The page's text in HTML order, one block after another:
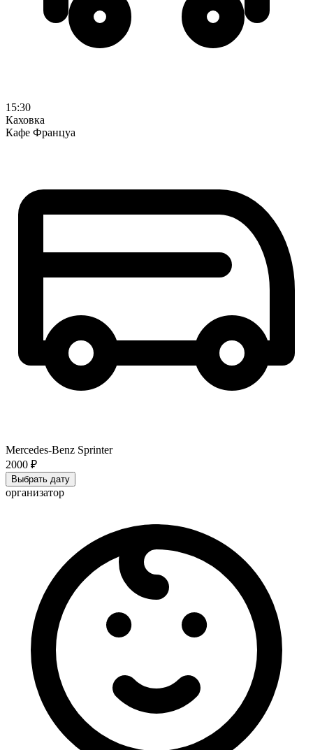
15:30
Каховка
Кафе Француа
Mercedes-Benz Sprinter
2000 ₽
Выбрать дату
организатор